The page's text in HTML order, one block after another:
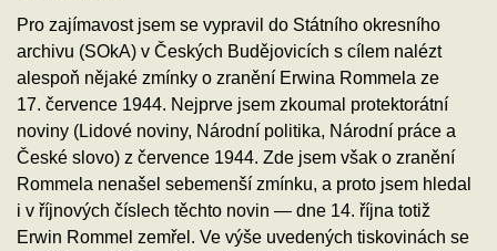
Pro zajímavost jsem se vypravil do Státního okresního
archivu (SOkA) v Českých Budějovicích s cílem nalézt
alespoň nějaké zmínky o zranění Erwina Rommela ze
17. července 1944. Nejprve jsem zkoumal protektorátní
noviny (Lidové noviny, Národní politika, Národní práce a
České slovo) z července 1944. Zde jsem však o zranění
Rommela nenašel sebemenší zmínku, a proto jsem hledal
i v říjnových číslech těchto novin — dne 14. října totiž
Erwin Rommel zemřel. Ve výše uvedených tiskovinách se